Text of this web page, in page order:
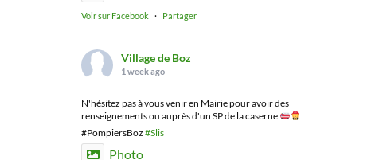
Voir sur Facebook · Partager
Village de Boz
1 week ago
N'hésitez pas à vous venir en Mairie pour avoir des
renseignements ou auprès d'un SP de la caserne
#PompiersBoz #Slis
Photo